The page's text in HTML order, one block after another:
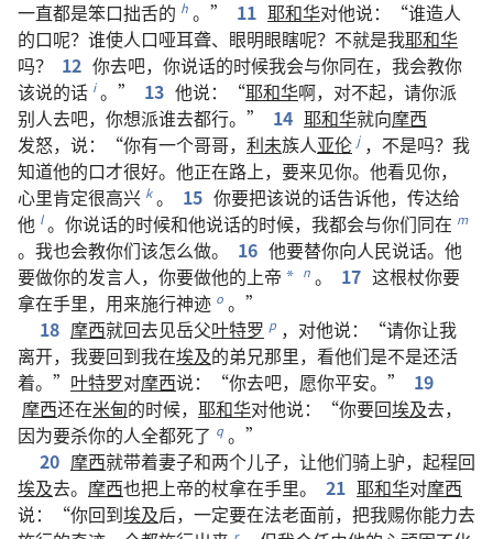
一直都是笨口拙舌的 h 。” 11 耶和华对他说：“谁造人
的口呢？ 谁使人口哑耳聋、 眼明眼瞎呢？ 不就是我耶和华
吗？ 12 你去吧， 你说话的时候我会与你同在， 我会教你
该说的话 i 。” 13 他说：“耶和华啊， 对不起， 请你派
别人去吧， 你想派谁去都行。” 14 耶和华就向摩西
发怒， 说：“你有一个哥哥， 利未族人亚伦 j ， 不是吗？ 我
知道他的口才很好。 他正在路上， 要来见你。 他看见你，
心里肯定很高兴 k 。 15 你要把该说的话告诉他， 传达给
他 l 。 你说话的时候和他说话的时候， 我都会与你们同在 m
。 我也会教你们该怎么做。 16 他要替你向人民说话。 他
要做你的发言人， 你要做他的上帝 * n 。 17 这根杖你要
拿在手里， 用来施行神迹 o 。”
18 摩西就回去见岳父叶特罗 p ， 对他说：“请你让我
离开， 我要回到我在埃及的弟兄那里， 看他们是不是还活
着。” 叶特罗对摩西说：“你去吧， 愿你平安。”
19
摩西还在米甸的时候， 耶和华对他说：“你要回埃及去，
因为要杀你的人全都死了 q 。”
20 摩西就带着妻子和两个儿子， 让他们骑上驴， 起程回
埃及去。 摩西也把上帝的杖拿在手里。 21 耶和华对摩西
说：“你回到埃及后， 一定要在法老面前， 把我赐你能力去